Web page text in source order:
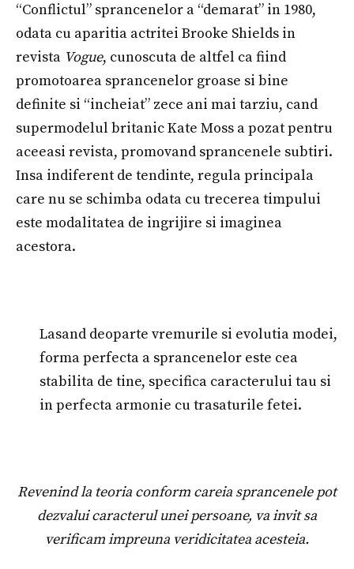
“Conflictul” sprancenelor a “demarat” in 1980,
odata cu aparitia actritei Brooke Shields in
revista Vogue, cunoscuta de altfel ca fiind
promotoarea sprancenelor groase si bine
definite si “incheiat” zece ani mai tarziu, cand
supermodelul britanic Kate Moss a pozat pentru
aceeasi revista, promovand sprancenele subtiri.
Insa indiferent de tendinte, regula principala
care nu se schimba odata cu trecerea timpului
este modalitatea de ingrijire si imaginea
acestora.
Lasand deoparte vremurile si evolutia modei,
forma perfecta a sprancenelor este cea
stabilita de tine, specifica caracterului tau si
in perfecta armonie cu trasaturile fetei.
Revenind la teoria conform careia sprancenele pot
dezvalui caracterul unei persoane, va invit sa
verificam impreuna veridicitatea acesteia.